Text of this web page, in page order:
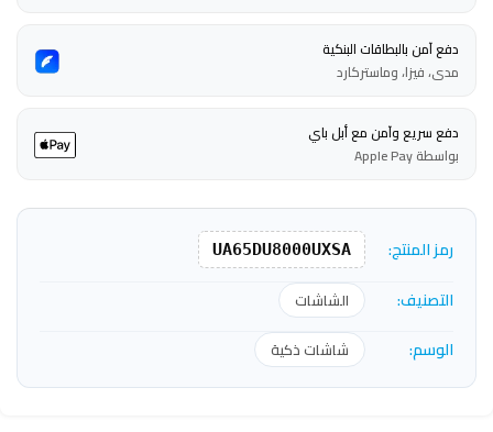
دفع آمن بالبطاقات البنكية
مدى، فيزا، وماستركارد
دفع سريع وآمن مع أبل باي
بواسطة Apple Pay
رمز المنتج: UA65DU8000UXSA
التصنيف: الشاشات
الوسم: شاشات ذكية